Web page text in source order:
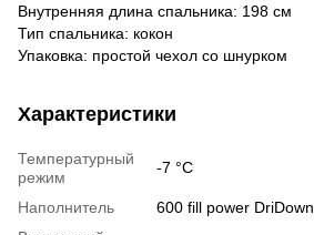
Внутренняя длина спальника: 198 см
Тип спальника: кокон
Упаковка: простой чехол со шнурком
Характеристики
Температурный
режим
-7 °C
Наполнитель
600 fill power DriDown